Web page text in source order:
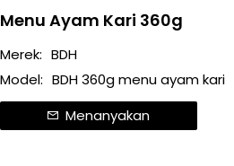
Menu Ayam Kari 360g
Merek: BDH
Model: BDH 360g menu ayam kari
Menanyakan